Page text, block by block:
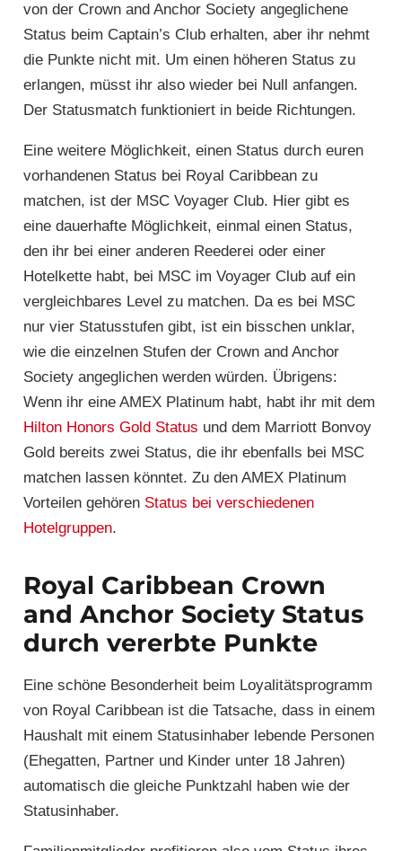
von der Crown and Anchor Society angeglichene
Status beim Captain’s Club erhalten, aber ihr nehmt
die Punkte nicht mit. Um einen höheren Status zu
erlangen, müsst ihr also wieder bei Null anfangen.
Der Statusmatch funktioniert in beide Richtungen.
Eine weitere Möglichkeit, einen Status durch euren
vorhandenen Status bei Royal Caribbean zu
matchen, ist der MSC Voyager Club. Hier gibt es
eine dauerhafte Möglichkeit, einmal einen Status,
den ihr bei einer anderen Reederei oder einer
Hotelkette habt, bei MSC im Voyager Club auf ein
vergleichbares Level zu matchen. Da es bei MSC
nur vier Statusstufen gibt, ist ein bisschen unklar,
wie die einzelnen Stufen der Crown and Anchor
Society angeglichen werden würden. Übrigens:
Wenn ihr eine AMEX Platinum habt, habt ihr mit dem
Hilton Honors Gold Status und dem Marriott Bonvoy
Gold bereits zwei Status, die ihr ebenfalls bei MSC
matchen lassen könntet. Zu den AMEX Platinum
Vorteilen gehören Status bei verschiedenen
Hotelgruppen.
Royal Caribbean Crown
and Anchor Society Status
durch vererbte Punkte
Eine schöne Besonderheit beim Loyalitätsprogramm
von Royal Caribbean ist die Tatsache, dass in einem
Haushalt mit einem Statusinhaber lebende Personen
(Ehegatten, Partner und Kinder unter 18 Jahren)
automatisch die gleiche Punktzahl haben wie der
Statusinhaber.